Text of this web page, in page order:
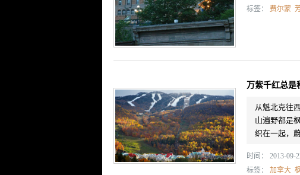
标签： 费尔蒙
万紫千红总是
从魁北克往
山遍野都是
织在一起，
时间： 2013-09-
标签： 加拿大